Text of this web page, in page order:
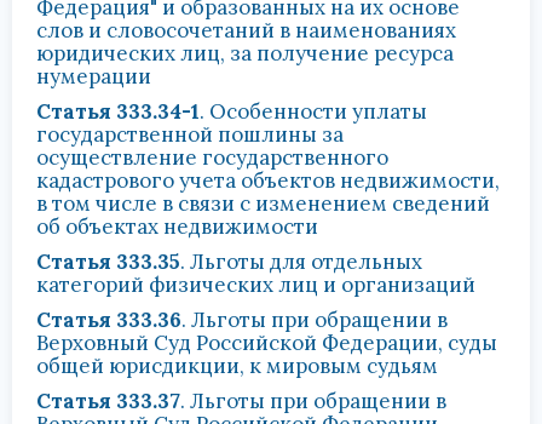
Федерация" и образованных на их основе
слов и словосочетаний в наименованиях
юридических лиц, за получение ресурса
нумерации
Статья 333.34-1. Особенности уплаты
государственной пошлины за
осуществление государственного
кадастрового учета объектов недвижимости,
в том числе в связи с изменением сведений
об объектах недвижимости
Статья 333.35. Льготы для отдельных
категорий физических лиц и организаций
Статья 333.36. Льготы при обращении в
Верховный Суд Российской Федерации, суды
общей юрисдикции, к мировым судьям
Статья 333.37. Льготы при обращении в